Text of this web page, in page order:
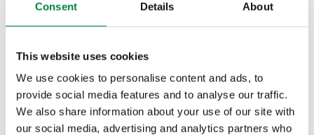
Consent Details About
This website uses cookies
We use cookies to personalise content and ads, to
provide social media features and to analyse our traffic.
We also share information about your use of our site with
our social media, advertising and analytics partners who
SKICAT DHE SPECIFIKIMET